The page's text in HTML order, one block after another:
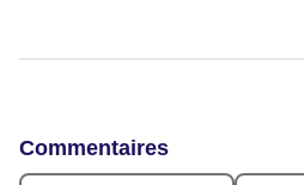
Commentaires